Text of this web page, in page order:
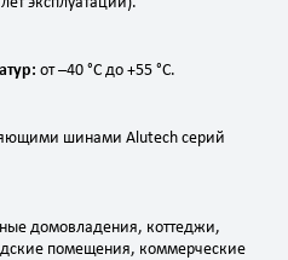
от –40 °C до +55 °C.
шинами Alutech серий
домовладения, коттеджи,
помещения, коммерческие